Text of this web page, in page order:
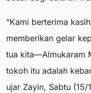
“Kami berterima
memberikan gelar
tua kita—Almukaram
tokoh itu adalah
ujar Zayin, Sabtu (15/